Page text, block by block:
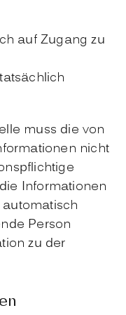
auf Zugang zu
muss die von
nicht
Informationen
Person
zu der